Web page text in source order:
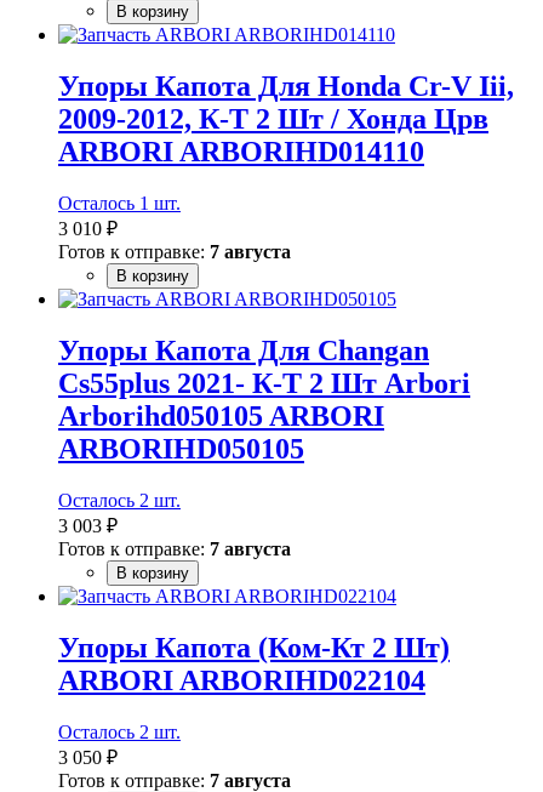
В корзину
Упоры Капота Для Honda Cr-V Iii,
2009-2012, К-Т 2 Шт / Хонда Црв
ARBORI ARBORIHD014110
Осталось 1 шт.
3 010 ₽
Готов к отправке: 7 августа
В корзину
Упоры Капота Для Changan
Cs55plus 2021- К-Т 2 Шт Arbori
Arborihd050105 ARBORI
ARBORIHD050105
Осталось 2 шт.
3 003 ₽
Готов к отправке: 7 августа
В корзину
Упоры Капота (Ком-Кт 2 Шт)
ARBORI ARBORIHD022104
Осталось 2 шт.
3 050 ₽
Готов к отправке: 7 августа